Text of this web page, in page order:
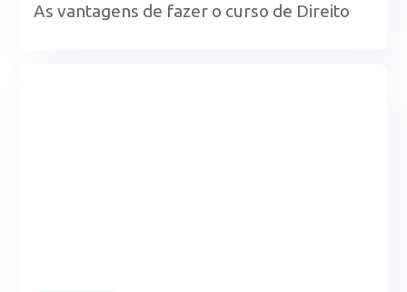
As vantagens de fazer o curso de Direito